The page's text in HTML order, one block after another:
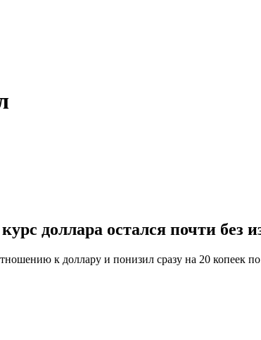
доллара остался почти без
к доллару и понизил сразу на 20 копеек